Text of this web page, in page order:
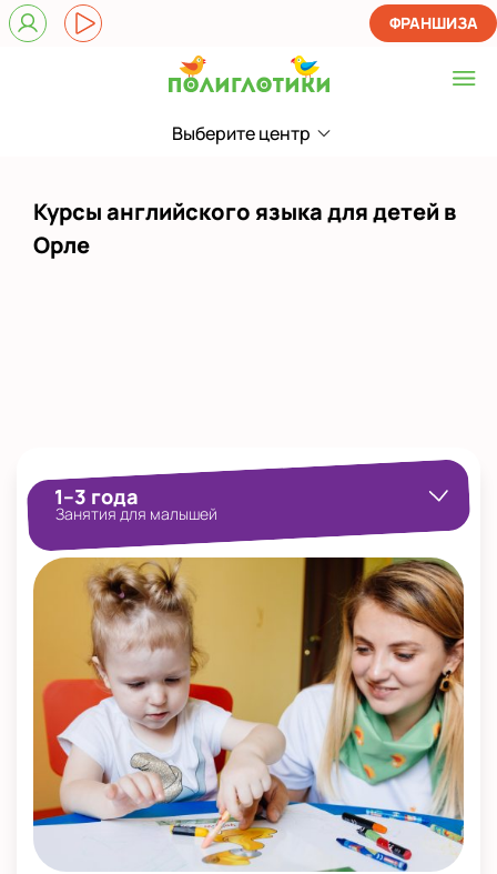
Выберите центр
Выберите центр
Показать на карте
ФРАНШИЗА
Курсы английского языка для детей в
Орле
1–3 года
Занятия для малышей